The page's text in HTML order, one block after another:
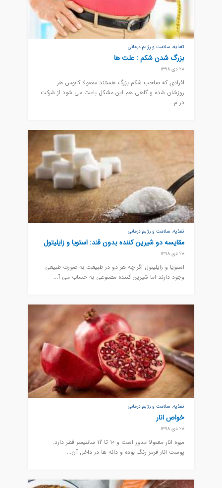
تغذیه، سلامت و رژیم درمانی
بزرگ شدن شکم : علت ها
28 دی 1398
افرادی که صاحب شکم بزرگ هستند معمولا کابوس هر
روزشان شده و گاهی هم این مشکل باعث می شود از شرکت
در م...
تغذیه، سلامت و رژیم درمانی
مقایسه دو شیرین کننده بدون قند: استویا و زایلیتول
28 دی 1398
استویا و زایلیتول اگر چه هر دو در طبیعت به صورت طبیعی
وجود دارند اما شیرین کننده مصنوعی به حساب می آ...
تغذیه، سلامت و رژیم درمانی
خواص انار
28 دی 1398
میوه انار معمولا مدور است و 10 تا 12 سانتیمتر قطر دارد.
پوست انار قرمز رنگ بوده و دانه ها در داخل آن...